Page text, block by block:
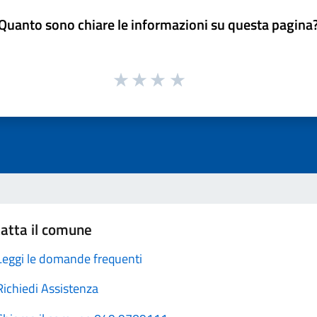
sono chiare le informazioni su questa
il comune
le domande frequenti
Assistenza